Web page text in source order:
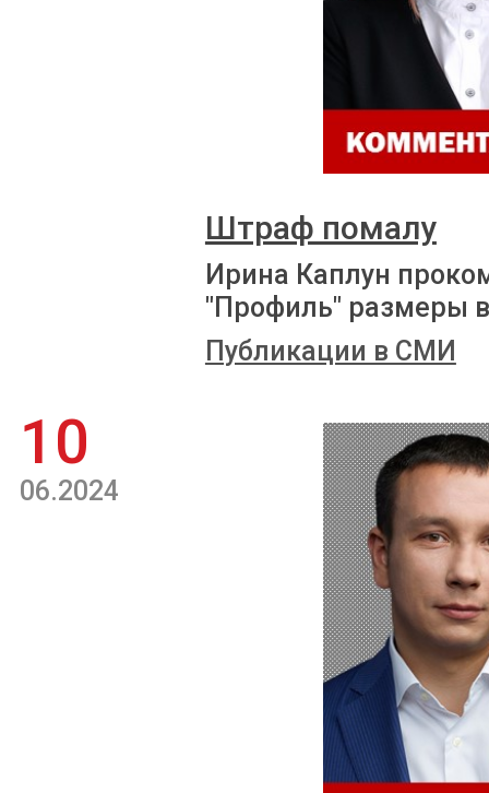
Штраф помалу
Ирина Каплун
"Профиль" размеры
Публикации в СМИ
10
06.2024